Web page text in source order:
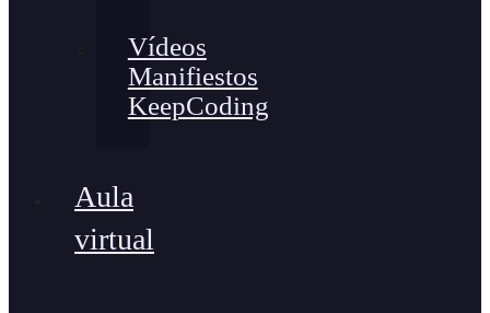
Vídeos
Manifiestos
KeepCoding
Aula
virtual